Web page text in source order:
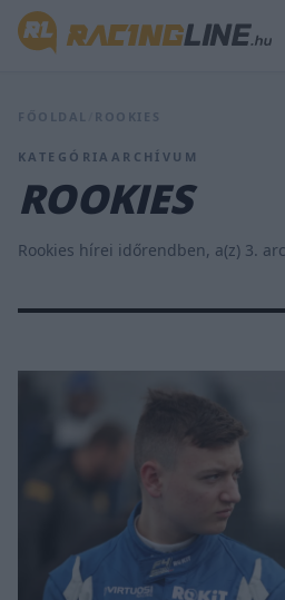
FŐOLDAL ROOKIES
KATEGÓRIAARCHÍVUM
ROOKIES
Rookies hírei időrendben, a(z) 3.